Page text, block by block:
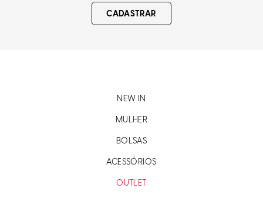
CADASTRAR
NEW IN
MULHER
BOLSAS
ACESSÓRIOS
OUTLET